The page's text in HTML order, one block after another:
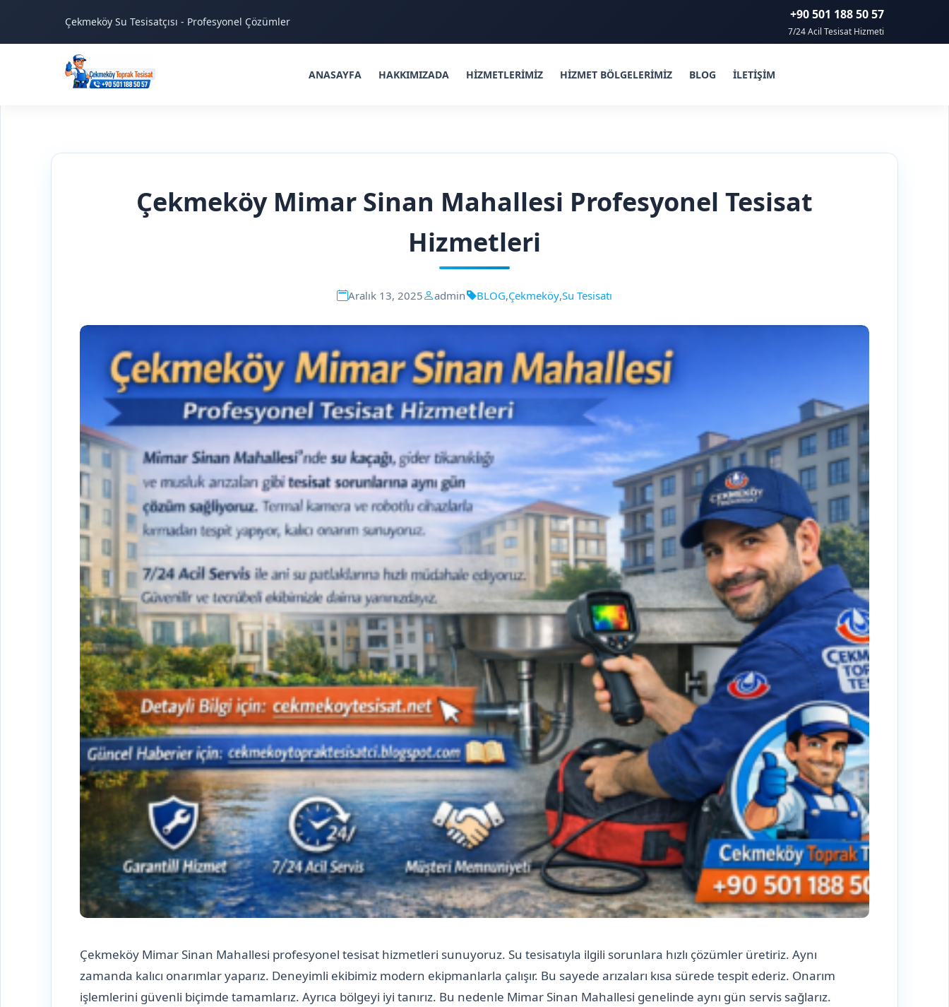
Çekmeköy Su Tesisatçısı - Profesyonel Çözümler +90 501 188 50 57
7/24 Acil Tesisat Hizmeti
ANASAYFA HAKKIMIZADA HİZMETLERİMİZ HİZMET BÖLGELERİMİZ BLOG İLETİŞİM
Çekmeköy Mimar Sinan Mahallesi Profesyonel Tesisat
Hizmetleri
Aralık 13, 2025 admin BLOG,Çekmeköy,Su Tesisatı
Çekmeköy Mimar Sinan Mahallesi profesyonel tesisat hizmetleri sunuyoruz. Su tesisatıyla ilgili sorunlara hızlı çözümler üretiriz. Aynı
zamanda kalıcı onarımlar yaparız. Deneyimli ekibimiz modern ekipmanlarla çalışır. Bu sayede arızaları kısa sürede tespit ederiz. Onarım
işlemlerini güvenli biçimde tamamlarız. Ayrıca bölgeyi iyi tanırız. Bu nedenle Mimar Sinan Mahallesi genelinde aynı gün servis sağlarız.